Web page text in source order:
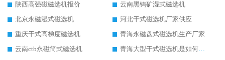
陕西高强磁磁选机报价
云南黑钨矿湿式磁选机
北京永磁湿式磁选机
河北干式磁选机厂家供应
重庆干式高梯度磁选机
青海永磁盘式磁选机生产厂家
云南ctb永磁筒式磁选机
青海大型干式磁选机是如何选矿的